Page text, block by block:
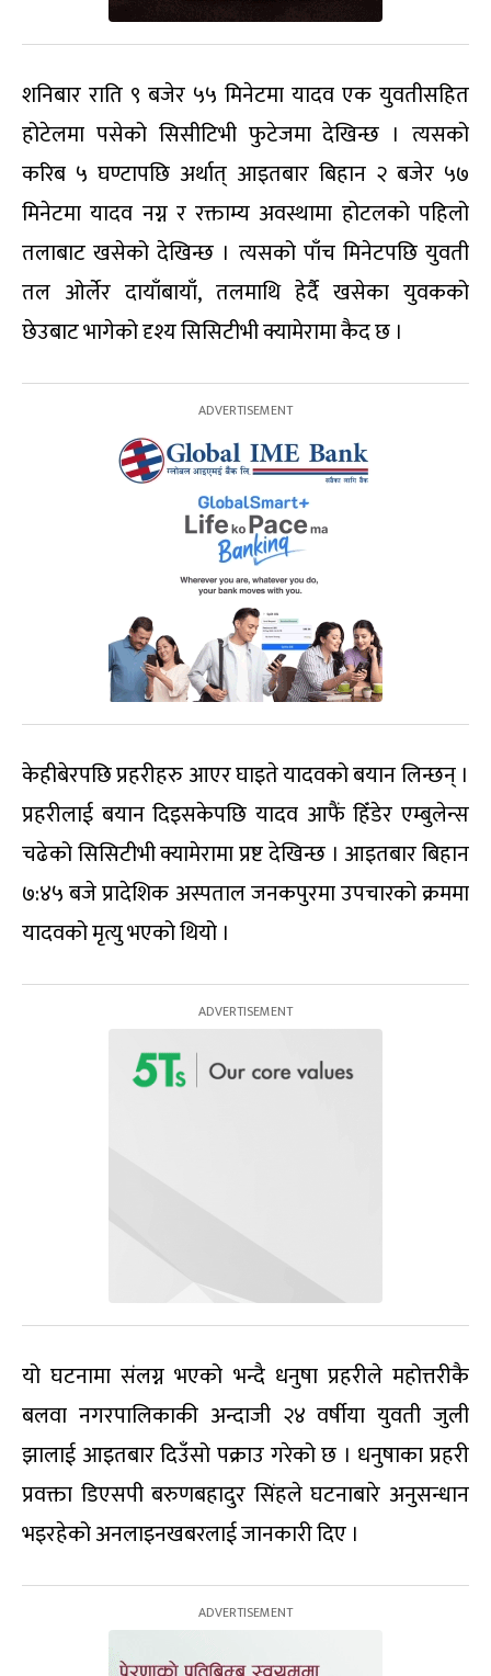
शनिबार राति ९ बजेर ५५ मिनेटमा यादव एक युवतीसहित
होटेलमा पसेको सिसीटिभी फुटेजमा देखिन्छ । त्यसको
करिब ५ घण्टापछि अर्थात् आइतबार बिहान २ बजेर ५७
मिनेटमा यादव नग्न र रक्ताम्य अवस्थामा होटलको पहिलो
तलाबाट खसेको देखिन्छ । त्यसको पाँच मिनेटपछि युवती
तल ओर्लेर दायाँबायाँ, तलमाथि हेर्दै खसेका युवकको
छेउबाट भागेको दृश्य सिसिटीभी क्यामेरामा कैद छ ।
केहीबेरपछि प्रहरीहरु आएर घाइते यादवको बयान लिन्छन् ।
प्रहरीलाई बयान दिइसकेपछि यादव आफैं हिँडेर एम्बुलेन्स
चढेको सिसिटीभी क्यामेरामा प्रष्ट देखिन्छ । आइतबार बिहान
७:४५ बजे प्रादेशिक अस्पताल जनकपुरमा उपचारको क्रममा
यादवको मृत्यु भएको थियो ।
यो घटनामा संलग्न भएको भन्दै धनुषा प्रहरीले महोत्तरीकै
बलवा नगरपालिकाकी अन्दाजी २४ वर्षीया युवती जुली
झालाई आइतबार दिउँसो पक्राउ गरेको छ । धनुषाका प्रहरी
प्रवक्ता डिएसपी बरुणबहादुर सिंहले घटनाबारे अनुसन्धान
भइरहेको अनलाइनखबरलाई जानकारी दिए ।